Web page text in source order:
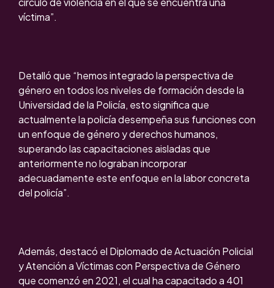
víctima”.
Detalló que “hemos integrado la perspectiva de
género en todos los niveles de formación desde la
Universidad de la Policía, esto significa que
actualmente la policía desempeña sus funciones con
un enfoque de género y derechos humanos,
superando las capacitaciones aisladas que
anteriormente no lograban incorporar
adecuadamente este enfoque en la labor concreta
del policía”.
Además, destacó el Diplomado de Actuación Policial
y Atención a Víctimas con Perspectiva de Género
que comenzó en 2021, el cual ha capacitado a 401